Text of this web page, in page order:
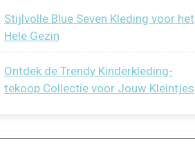
Stijlvolle Blue Seven Kleding voor het
Hele Gezin
Ontdek de Trendy Kinderkleding-
tekoop Collectie voor Jouw Kleintjes